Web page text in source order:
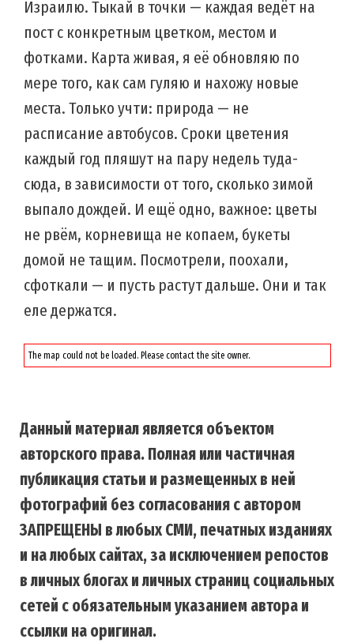
Израилю. Тыкай в точки — каждая ведёт на
пост с конкретным цветком, местом и
фотками. Карта живая, я её обновляю по
мере того, как сам гуляю и нахожу новые
места. Только учти: природа — не
расписание автобусов. Сроки цветения
каждый год пляшут на пару недель туда-
сюда, в зависимости от того, сколько зимой
выпало дождей. И ещё одно, важное: цветы
не рвём, корневища не копаем, букеты
домой не тащим. Посмотрели, поохали,
сфоткали — и пусть растут дальше. Они и так
еле держатся.
The map could not be loaded. Please contact the site owner.
Данный материал является объектом
авторского права. Полная или частичная
публикация статьи и размещенных в ней
фотографий без согласования с автором
ЗАПРЕЩЕНЫ в любых СМИ, печатных изданиях
и на любых сайтах, за исключением репостов
в личных блогах и личных страниц социальных
сетей с обязательным указанием автора и
ссылки на оригинал.